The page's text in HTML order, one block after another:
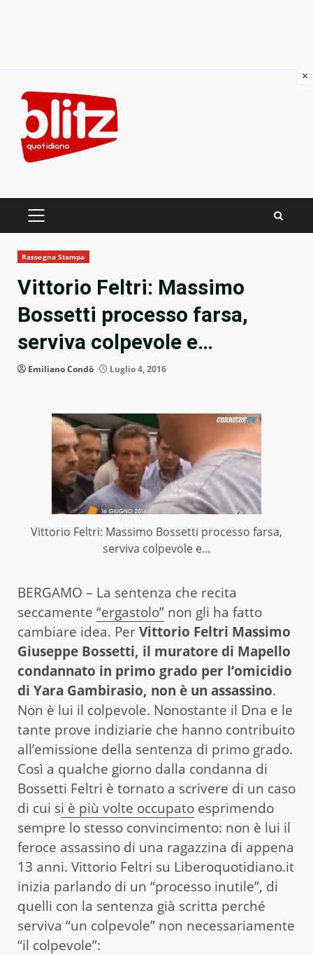
content
PRIMARY
Rassegna Stampa
Vittorio Feltri: Massimo
Bossetti processo farsa,
serviva colpevole e…
Emiliano Condò Luglio 4, 2016
Vittorio Feltri: Massimo Bossetti processo farsa,
serviva colpevole e…
BERGAMO – La sentenza che recita
seccamente “ergastolo” non gli ha fatto
cambiare idea. PerVittorio Feltri Massimo
Giuseppe Bossetti, il muratore di Mapello
condannato in primo grado per l’omicidio
di Yara Gambirasio, non è un assassino.
Non è lui il colpevole. Nonostante il Dna e le
tante prove indiziarie che hanno contribuito
all’emissione della sentenza di primo grado.
Così a qualche giorno dalla condanna di
Bossetti Feltri è tornato a scrivere di un caso
di cui si è più volte occupato esprimendo
sempre lo stesso convincimento: non è lui il
feroce assassino di una ragazzina di appena
13 anni. Vittorio Feltri su Liberoquotidiano.it
inizia parlando di un “processo inutile”, di
quelli con la sentenza già scritta perché
serviva “un colpevole” non necessariamente
“il colpevole”:
×